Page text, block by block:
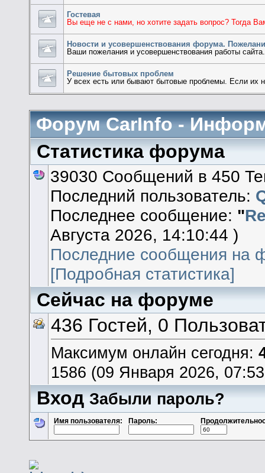
Гостевая
Вы еще не с нами, но хотите задать вопрос? Тогда
Новости и усовершенствования форума.
Ваши пожелания и усовершенствования работы сайта.
Решение бытовых проблем
У всех есть или бывают бытовые проблемы. Если их
Форум CarInfo -
Статистика форума
39030 Сообщений в 450
Последний пользователь:
Последнее сообщение: "
Августа 2026, 14:10:44 )
Последние сообщения на
[Подробная статистика]
Сейчас на форуме
436 Гостей, 0
Максимум онлайн сегодня:
1586 (09 Января 2026,
ВходЗабыли пароль?
Имя пользователя: Пароль: